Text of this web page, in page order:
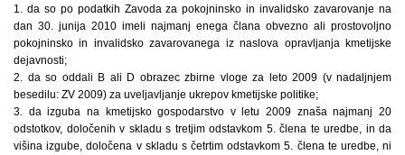
1. da so po podatkih Zavoda za pokojninsko in invalidsko zavarovanje na
dan 30. junija 2010 imeli najmanj enega člana obvezno ali prostovoljno
pokojninsko in invalidsko zavarovanega iz naslova opravljanja kmetijske
dejavnosti;
2. da so oddali B ali D obrazec zbirne vloge za leto 2009 (v nadaljnjem
besedilu: ZV 2009) za uveljavljanje ukrepov kmetijske politike;
3. da izguba na kmetijsko gospodarstvo v letu 2009 znaša najmanj 20
odstotkov, določenih v skladu s tretjim odstavkom 5. člena te uredbe, in da
višina izgube, določena v skladu s četrtim odstavkom 5. člena te uredbe, ni